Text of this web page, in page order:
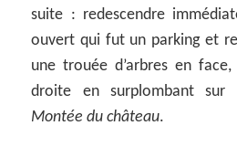
suite : redescendre
ouvert qui fut un parking et
une trouée d’arbres en
droite en surplombant sur
Montée du château.